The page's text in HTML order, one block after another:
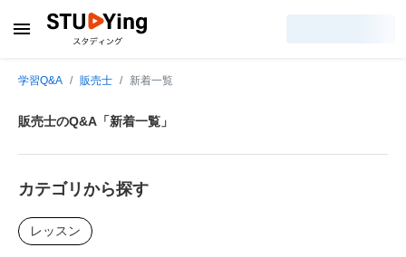
学習Q&A 販売士 新着一覧
販売士のQ&A「新着一覧」
カテゴリから探す
レッスン